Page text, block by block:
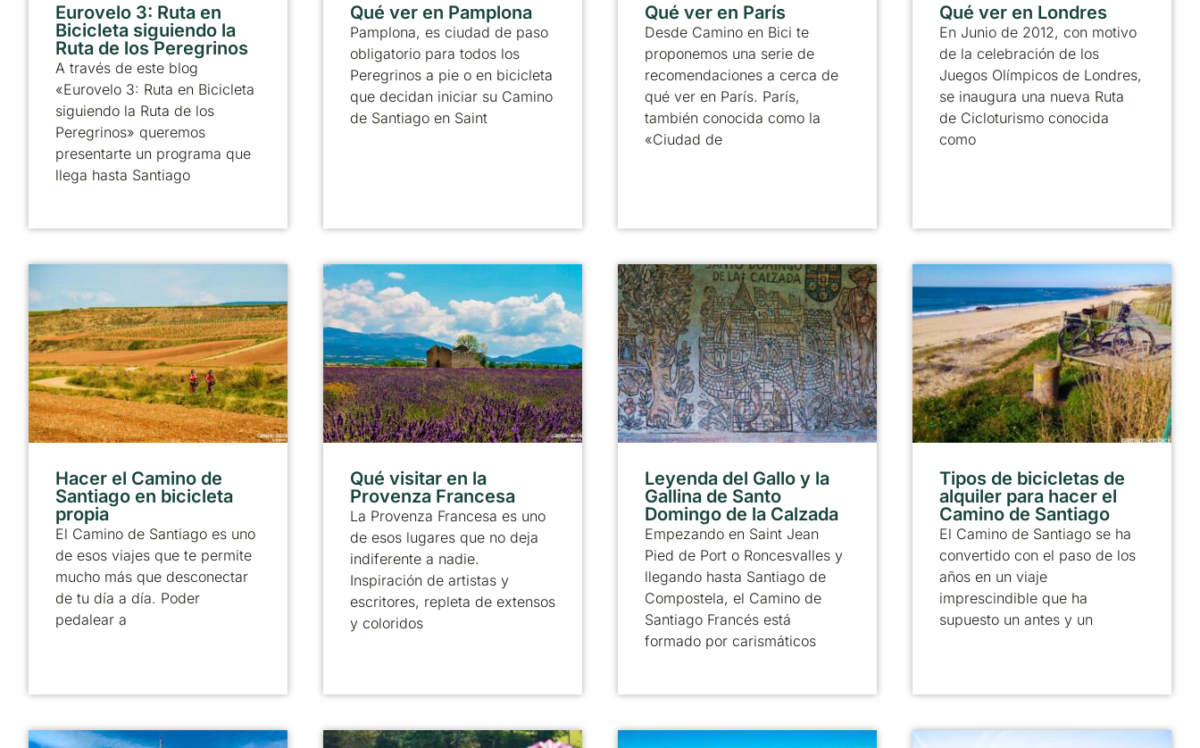
Eurovelo 3: Ruta en
Bicicleta siguiendo la
Ruta de los Peregrinos
A través de este blog
«Eurovelo 3: Ruta en Bicicleta
siguiendo la Ruta de los
Peregrinos» queremos
presentarte un programa que
llega hasta Santiago
Qué ver en Pamplona
Pamplona, es ciudad de paso
obligatorio para todos los
Peregrinos a pie o en bicicleta
que decidan iniciar su Camino
de Santiago en Saint
Qué ver en París
Desde Camino en Bici te
proponemos una serie de
recomendaciones a cerca de
qué ver en París. París,
también conocida como la
«Ciudad de
Qué ver en Londres
En Junio de 2012, con motivo
de la celebración de los
Juegos Olímpicos de Londres,
se inaugura una nueva Ruta
de Cicloturismo conocida
como
Hacer el Camino de
Santiago en bicicleta
propia
El Camino de Santiago es uno
de esos viajes que te permite
mucho más que desconectar
de tu día a día. Poder
pedalear a
Qué visitar en la
Provenza Francesa
La Provenza Francesa es uno
de esos lugares que no deja
indiferente a nadie.
Inspiración de artistas y
escritores, repleta de extensos
y coloridos
Leyenda del Gallo y la
Gallina de Santo
Domingo de la Calzada
Empezando en Saint Jean
Pied de Port o Roncesvalles y
llegando hasta Santiago de
Compostela, el Camino de
Santiago Francés está
formado por carismáticos
Tipos de bicicletas de
alquiler para hacer el
Camino de Santiago
El Camino de Santiago se ha
convertido con el paso de los
años en un viaje
imprescindible que ha
supuesto un antes y un